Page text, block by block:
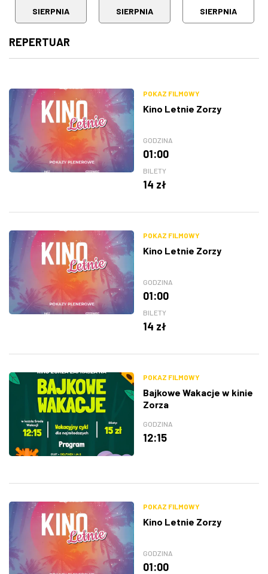
SIERPNIA SIERPNIA SIERPNIA
REPERTUAR
POKAZ FILMOWY
Kino Letnie Zorzy
GODZINA
01:00
BILETY
14 zł
POKAZ FILMOWY
Kino Letnie Zorzy
GODZINA
01:00
BILETY
14 zł
POKAZ FILMOWY
Bajkowe Wakacje w kinie
Zorza
GODZINA
12:15
POKAZ FILMOWY
Kino Letnie Zorzy
GODZINA
01:00